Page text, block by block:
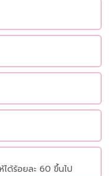
ได้ร้อยละ 60 ขึ้นไป